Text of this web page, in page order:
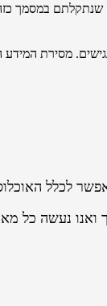
ייתכן שלא נגישים
מסירת המידע
לכלל
נעשה כל